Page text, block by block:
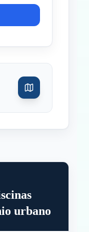
urbano